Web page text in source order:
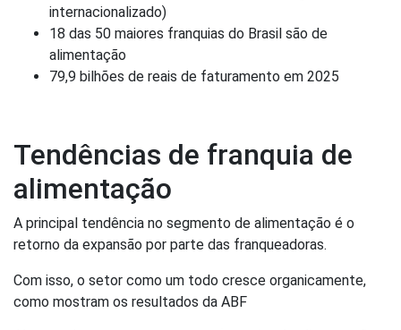
internacionalizado)
18 das 50 maiores franquias do Brasil são de
alimentação
79,9 bilhões de reais de faturamento em 2025
Tendências de franquia de
alimentação
A principal tendência no segmento de alimentação é o
retorno da expansão por parte das franqueadoras.
Com isso, o setor como um todo cresce organicamente,
como mostram os resultados da ABF